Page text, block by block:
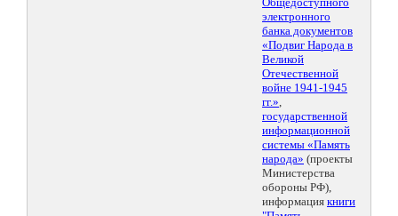
электронного
банка документов
«Подвиг Народа в
Великой
Отечественной
войне 1941-1945
гг.»,
государственной
информационной
системы «Память
народа» (проекты
Министерства
обороны РФ),
информация книги